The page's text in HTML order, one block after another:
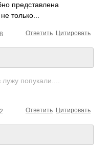
представлена
только...
Цитировать
Ответить
попукали....
Цитировать
Ответить